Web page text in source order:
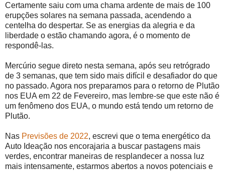
Certamente saiu com uma chama ardente de mais de 100
erupções solares na semana passada, acendendo a
centelha do despertar. Se as energias da alegria e da
liberdade o estão chamando agora, é o momento de
respondê-las.
Mercúrio segue direto nesta semana, após seu retrógrado
de 3 semanas, que tem sido mais difícil e desafiador do que
no passado. Agora nos preparamos para o retorno de Plutão
nos EUA em 22 de Fevereiro, mas lembre-se que este não é
um fenômeno dos EUA, o mundo está tendo um retorno de
Plutão.
Nas Previsões de 2022, escrevi que o tema energético da
Auto Ideação nos encorajaria a buscar pastagens mais
verdes, encontrar maneiras de resplandecer a nossa luz
mais intensamente, estarmos abertos a novos potenciais e